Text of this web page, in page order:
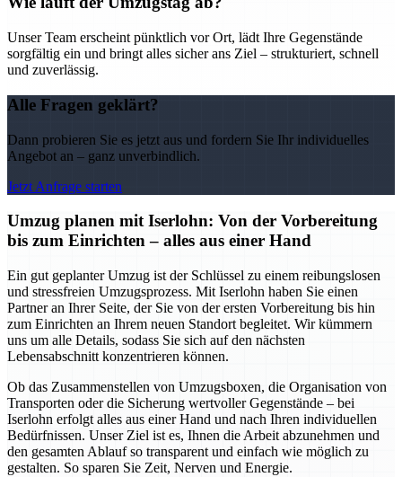
Unser Team erscheint pünktlich vor Ort, lädt Ihre Gegenstände
sorgfältig ein und bringt alles sicher ans Ziel – strukturiert, schnell
und zuverlässig.
Alle Fragen geklärt?
Dann probieren Sie es jetzt aus und fordern Sie Ihr individuelles
Angebot an – ganz unverbindlich.
Jetzt Anfrage starten
Umzug planen mit Iserlohn: Von der Vorbereitung
bis zum Einrichten – alles aus einer Hand
Ein gut geplanter Umzug ist der Schlüssel zu einem reibungslosen
und stressfreien Umzugsprozess. Mit Iserlohn haben Sie einen
Partner an Ihrer Seite, der Sie von der ersten Vorbereitung bis hin
zum Einrichten an Ihrem neuen Standort begleitet. Wir kümmern
uns um alle Details, sodass Sie sich auf den nächsten
Lebensabschnitt konzentrieren können.
Ob das Zusammenstellen von Umzugsboxen, die Organisation von
Transporten oder die Sicherung wertvoller Gegenstände – bei
Iserlohn erfolgt alles aus einer Hand und nach Ihren individuellen
Bedürfnissen. Unser Ziel ist es, Ihnen die Arbeit abzunehmen und
den gesamten Ablauf so transparent und einfach wie möglich zu
gestalten. So sparen Sie Zeit, Nerven und Energie.